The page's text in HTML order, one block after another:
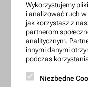
Pisząc w sprawie
wiadomości numer,
Konto bankowe:
15 1140 2004 0000
Wykorzystujemy
i analizować ruch
jak korzystasz z
partnerom
analitycznym.
innymi danymi
podczas
Niezbędne